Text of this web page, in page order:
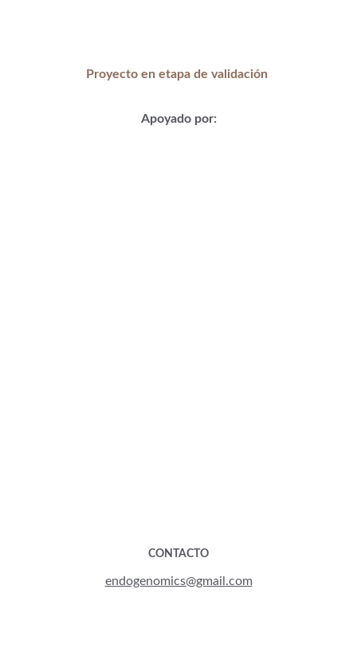
Proyecto en etapa de validación
Apoyado por:
CONTACTO
endogenomics@gmail.com